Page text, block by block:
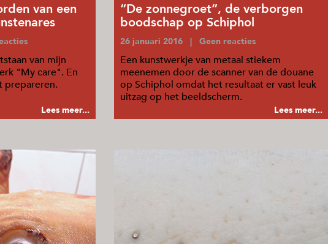
van een
van mijn
"My care". En
prepareren.
Lees meer...
“De zonnegroet”, de verborgen
boodschap op Schiphol
26 januari 2016 | Geen reacties
Een kunstwerkje van metaal stiekem
meenemen door de scanner van de douane
op Schiphol omdat het resultaat er vast leuk
uitzag op het beeldscherm.
Lees meer...